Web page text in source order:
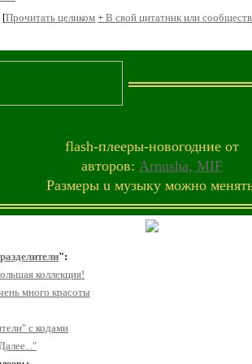
[Прочитать целиком + В свой цитатник или
flash-плееры-новогодние от
авторов: Arnusha, MIF
Размеры u музыку можно
":
коллекция!
много красоты
с кодами